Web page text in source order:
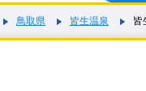
鳥取県 皆生温泉 皆